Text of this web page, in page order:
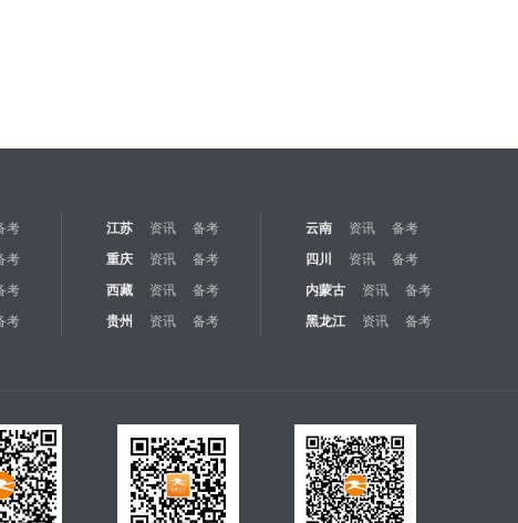
考 江苏 资讯 备考 云南 资讯
备考
考 重庆 资讯 备考 四川 资讯
备考
考 西藏 资讯 备考 内蒙古 资讯
备考
考 贵州 资讯 备考 黑龙江 资讯
备考